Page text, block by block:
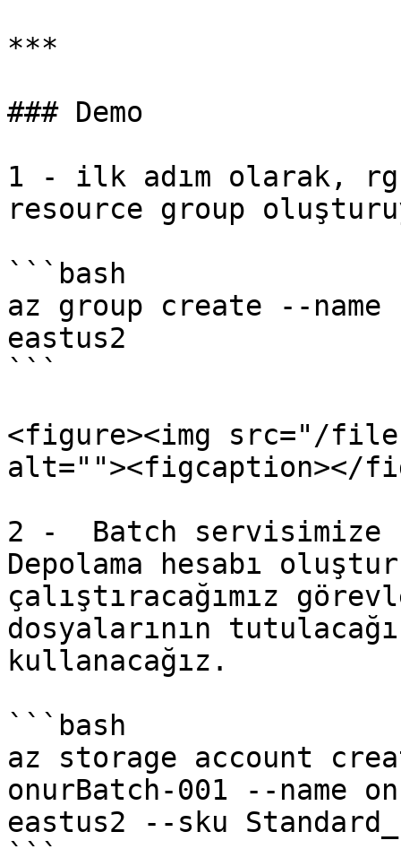
***
### Demo
1 - ilk adım olarak,
resource group
```bash
az group create --
eastus2
```
<figure><img src="/files/
alt=""><figcaption></
2 -  Batch servisimize
Depolama hesabı
çalıştıracağımız
dosyalarının
kullanacağız.
```bash
az storage account
onurBatch-001 --name
eastus2 --sku